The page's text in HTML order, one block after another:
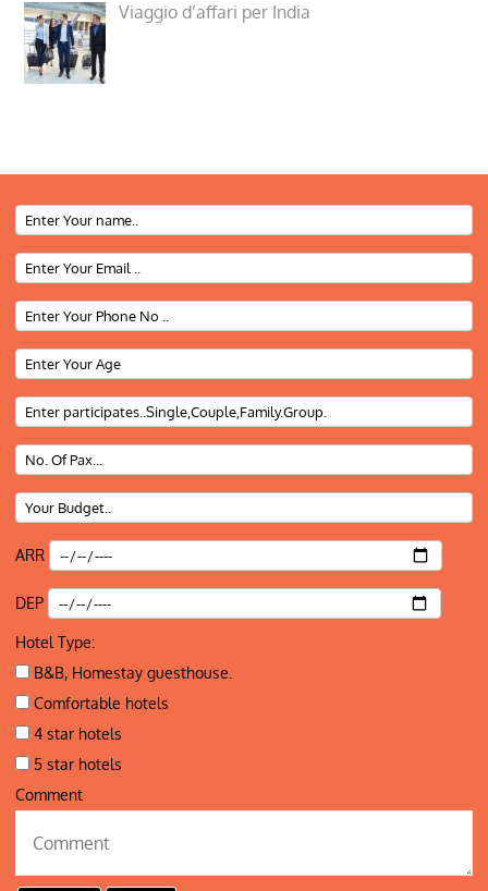
Viaggio d’affari per India
ARR
DEP
Hotel Type:
B&B, Homestay guesthouse.
Comfortable hotels
4 star hotels
5 star hotels
Comment